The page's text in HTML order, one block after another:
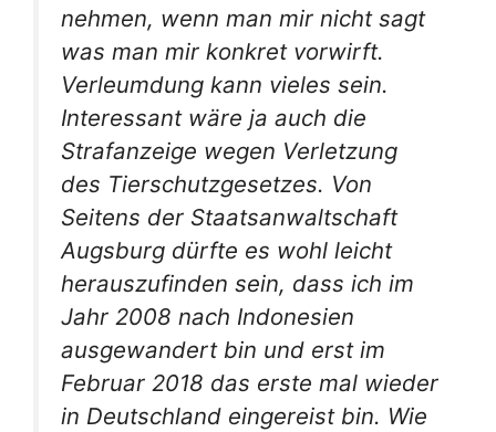
nehmen, wenn man mir nicht sagt
was man mir konkret vorwirft.
Verleumdung kann vieles sein.
Interessant wäre ja auch die
Strafanzeige wegen Verletzung
des Tierschutzgesetzes. Von
Seitens der Staatsanwaltschaft
Augsburg dürfte es wohl leicht
herauszufinden sein, dass ich im
Jahr 2008 nach Indonesien
ausgewandert bin und erst im
Februar 2018 das erste mal wieder
in Deutschland eingereist bin. Wie